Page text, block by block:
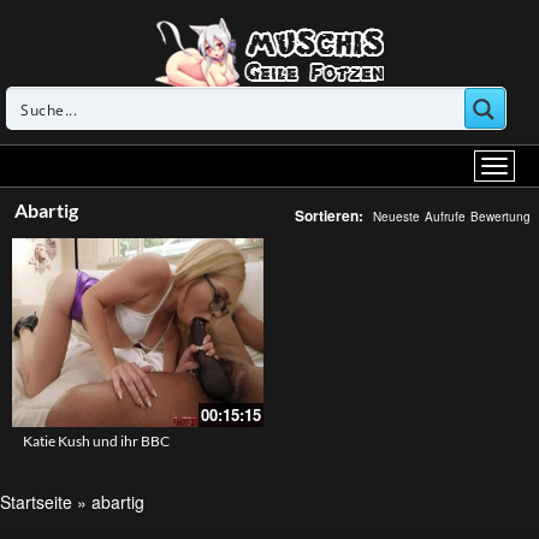
Abartig Sortieren: Neueste Aufrufe Bewertung
00:15:15
Katie Kush und ihr BBC
Startseite » abartig